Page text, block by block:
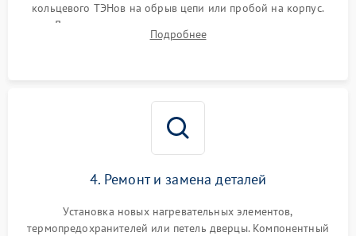
кольцевого ТЭНов на обрыв цепи или пробой на корпус.
Диагностика термостата, датчиков температуры,
переключателя режимов и мотора конвекции.
Подробнее
4. Ремонт и замена деталей
Установка новых нагревательных элементов,
термопредохранителей или петель дверцы. Компонентный